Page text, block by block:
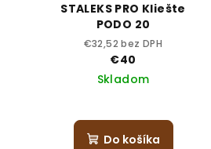
STALEKS PRO Kliešte
PODO 20
€32,52 bez DPH
€40
Skladom
Do košíka